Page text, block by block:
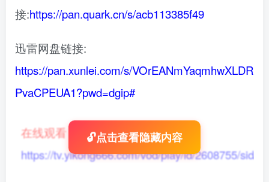
接:https://pan.quark.cn/s/acb113385f49
迅雷网盘链接:
https://pan.xunlei.com/s/VOrEANmYaqmhwXLDR
PvaCPEUA1?pwd=dgip#
在线观看
https://tv.yikong666.com/vod/play/id/2608755/sid/
🔓点击查看隐藏内容